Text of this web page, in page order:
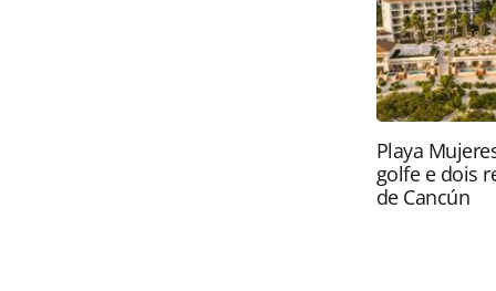
Playa
golfe e dois
de Cancún